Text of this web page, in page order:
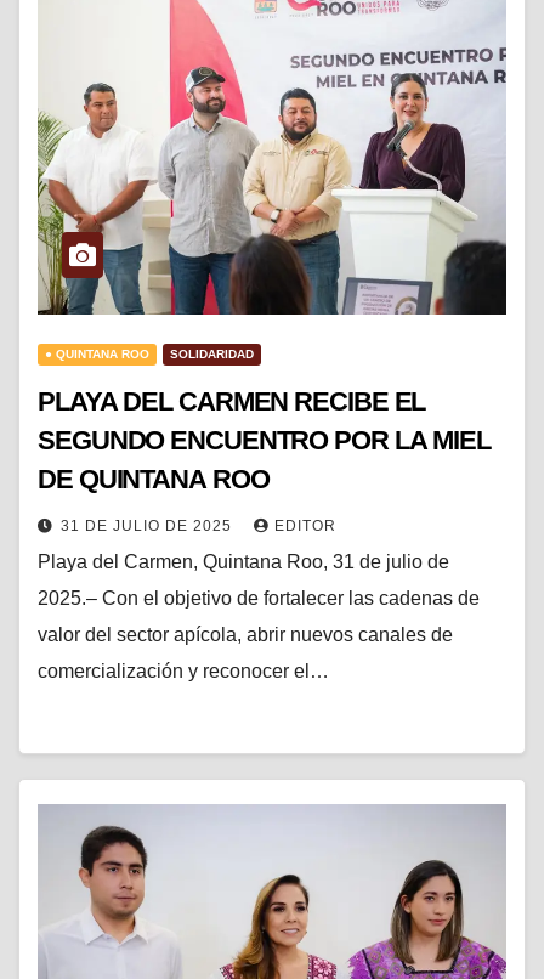
● QUINTANA ROO SOLIDARIDAD
PLAYA DEL CARMEN RECIBE EL
SEGUNDO ENCUENTRO POR LA MIEL
DE QUINTANA ROO
31 DE JULIO DE 2025 EDITOR
Playa del Carmen, Quintana Roo, 31 de julio de
2025.– Con el objetivo de fortalecer las cadenas de
valor del sector apícola, abrir nuevos canales de
comercialización y reconocer el…